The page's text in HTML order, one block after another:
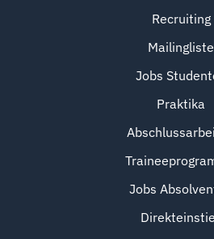
Recruiting
Mailingliste
Jobs
Praktika
Jobs